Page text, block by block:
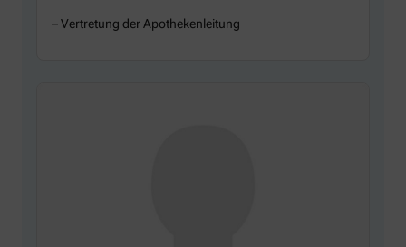
– Vertretung der Apothekenleitung